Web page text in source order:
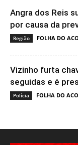
Angra dos Reis
por causa da
Região FOLHA DO ACO
Vizinho furta
seguidas e é
Polícia FOLHA DO ACO